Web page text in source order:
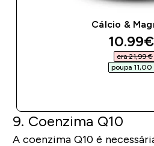
Cálcio &
10.99€‎
era 21,99 €‎
poupa 11,00
9. Coenzima Q10
A coenzima Q10 é